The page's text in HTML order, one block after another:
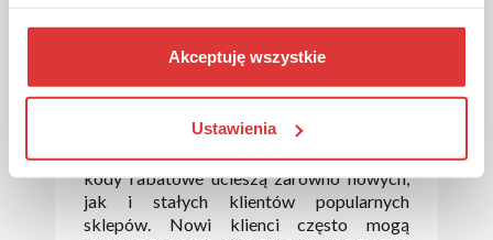
Akceptuję wszystkie
Ustawienia
kupony promocyjne można też znaleźć w
takich działach jak „Motoryzacja”,
Znalezione w poszczególnych kategoriach
kody rabatowe ucieszą zarówno nowych,
jak i stałych klientów popularnych
sklepów. Nowi klienci często mogą